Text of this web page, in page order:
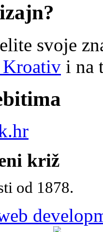
svoje
Kroativ i na
križ
od 1878.